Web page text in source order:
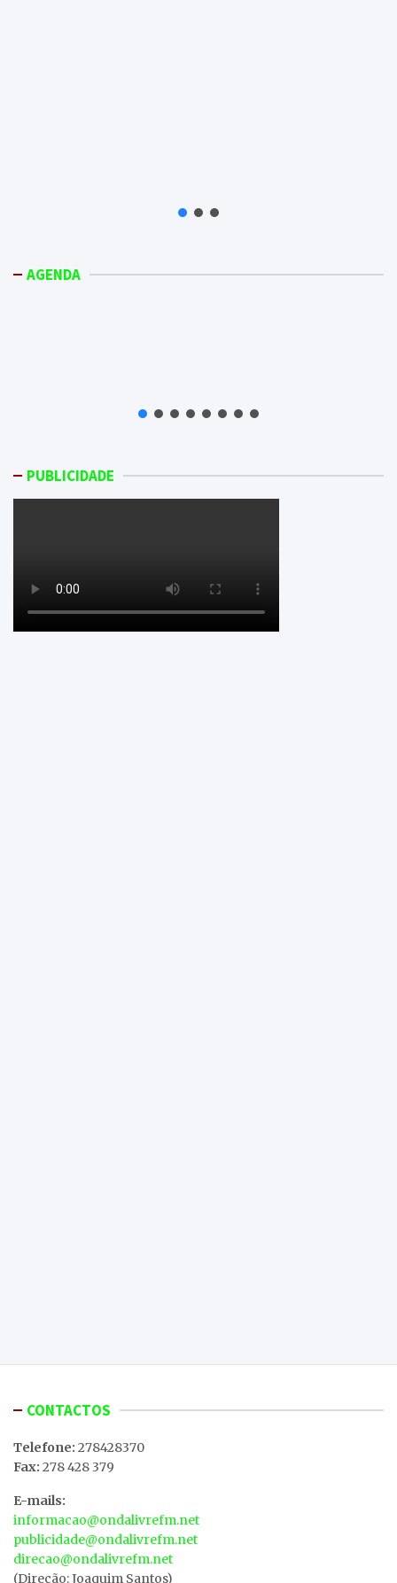
AGENDA
PUBLICIDADE
CONTACTOS
Telefone: 278428370
Fax: 278 428 379
E-mails:
informacao@ondalivrefm.net
publicidade@ondalivrefm.net
direcao@ondalivrefm.net
(Direção: Joaquim Santos)